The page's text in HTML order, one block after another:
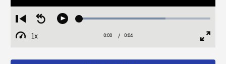
Restart
from
beginning
Seek
Play Loaded:
1x
Playback
Current
0:00 / Duration
0:04